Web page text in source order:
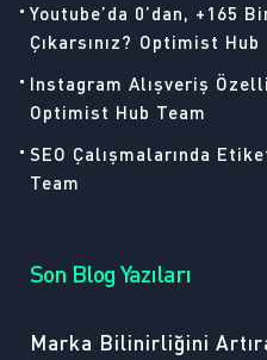
Youtube’da 0’dan, +165
Çıkarsınız? Optimist Hub
Instagram Alışveriş
Optimist Hub Team
SEO Çalışmalarında
Team
Son Blog Yazıları
Marka Bilinirliğini